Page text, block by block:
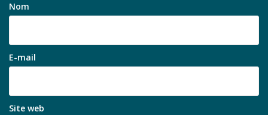
Nom
E-mail
Site web